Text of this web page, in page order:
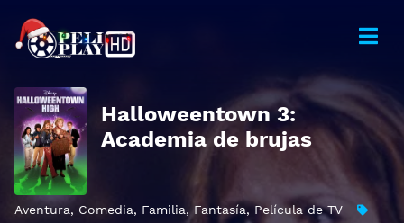
Halloweentown 3:
Academia de brujas
Aventura, Comedia, Familia, Fantasía, Película de TV